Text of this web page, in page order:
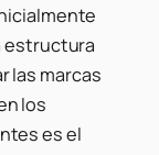
estructura
las marcas
los
es el